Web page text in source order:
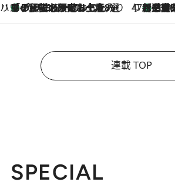
ハワイ賢者 リサのお気に入りリスト2026.8.6
あの伝説の限定トートも！ リニューアルした「ディーン＆デルーカ ハワイ」で必須のお土産8選 47都道府県の手みや
【三重県】この夏絶対食べたい 冷やして
連載 TOP
SPECIAL